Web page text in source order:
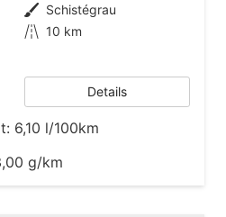
Außenfarbe Schistégrau
Kilometerstand 10 km
Details
6,10 l/100km
g/km